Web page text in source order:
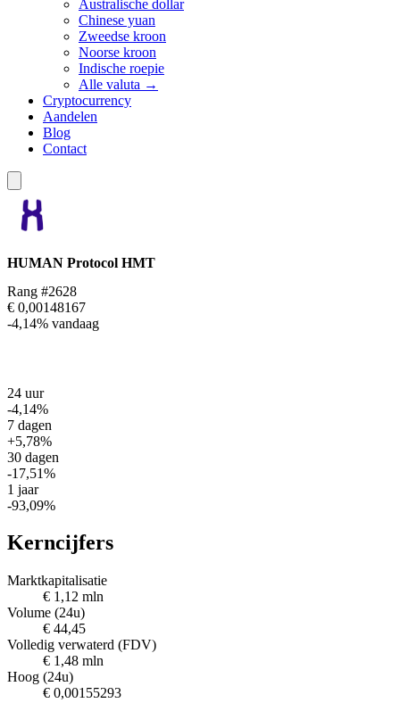
Australische dollar
Chinese yuan
Zweedse kroon
Noorse kroon
Indische roepie
Alle valuta →
Cryptocurrency
Aandelen
Blog
Contact
HUMAN Protocol HMT
Rang #2628
€ 0,00148167
-4,14% vandaag
24 uur
-4,14%
7 dagen
+5,78%
30 dagen
-17,51%
1 jaar
-93,09%
Kerncijfers
Marktkapitalisatie
€ 1,12 mln
Volume (24u)
€ 44,45
Volledig verwaterd (FDV)
€ 1,48 mln
Hoog (24u)
€ 0,00155293